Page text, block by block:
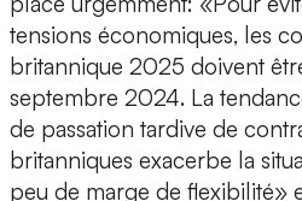
tensions économiques, les
britannique 2025 doivent
septembre 2024. La
de passation tardive de
britanniques exacerbe la
peu de marge de flexibilité»